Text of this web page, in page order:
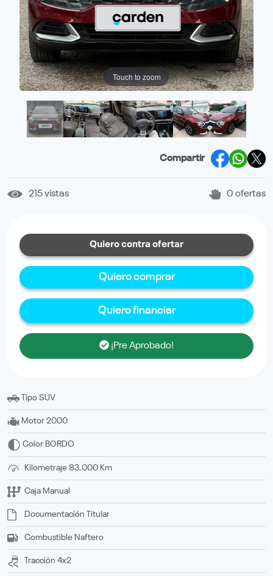
Touch to zoom
Compartir
215 vistas 0 ofertas
Quiero contra ofertar
Quiero comprar
Quiero financiar
¡Pre Aprobado!
Tipo SUV
Motor 2000
Color BORDO
Kilometraje 83.000 Km
Caja Manual
Documentación titular
Combustible Naftero
Tracción 4x2